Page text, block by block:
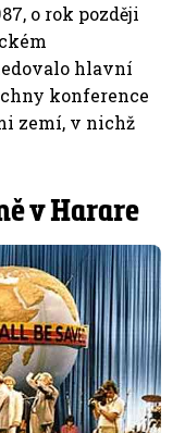
o rok později
hlavní
konference
zemí, v nichž
v Harare